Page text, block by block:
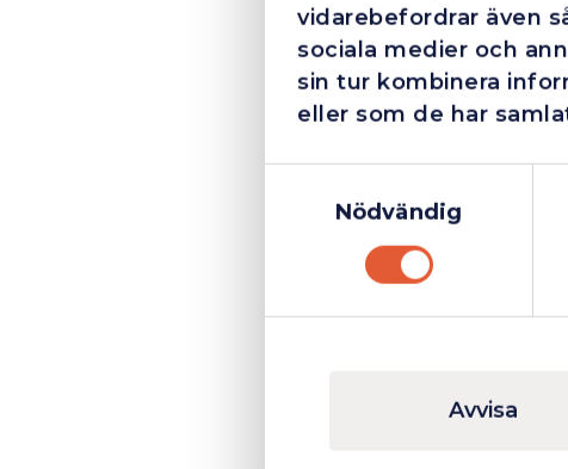
vidarebefordrar även
sociala medier och
sin tur kombinera
eller som de har
Nödvändig
Avvisa